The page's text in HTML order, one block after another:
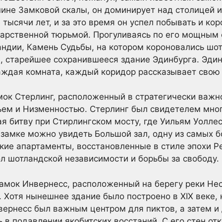
Замковой скалы, он доминирует над столицей
лет, и за это время он успел побывать и
тюрьмой. Прогуливаясь по его
Камень Судьбы, на котором короновались
сохранившееся здание Эдинбурга.
комната, каждый коридор рассказывает
Стерлинг, расположенный в стратегически
и Низменностью. Стерлинг был свидетелем
битву при Стирлингском мосту, где Уильям
можно увидеть Большой зал, одну из самых
апартаменты, восстановленные в стиле эпохи
шотландской независимости и борьбы за свободу.
Инвернесс, расположенный на берегу реки
нынешнее здание было построено в XIX веке,
был важным центром для пиктов, а затем и